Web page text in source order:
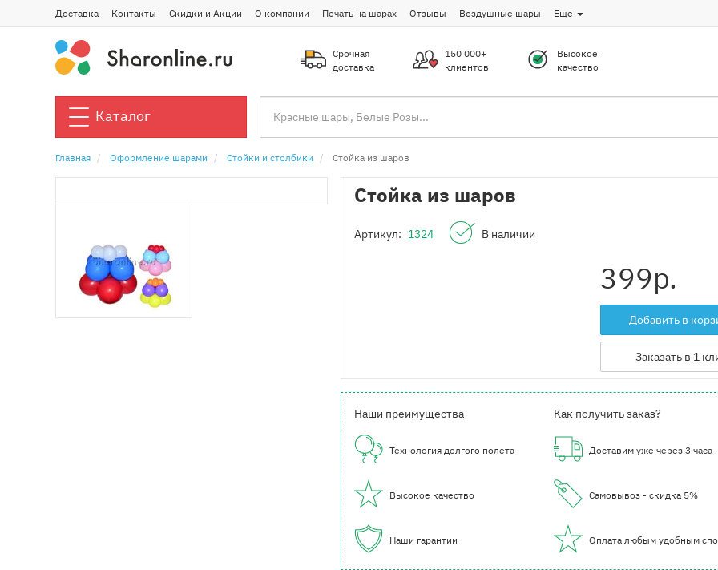
Доставка Контакты Скидки и Акции О компании Печать на шарах Отзывы Воздушные шары Еще
Срочная
доставка
150 000+
клиентов
Высокое
качество
Каталог
Главная Оформление шарами Стойки и столбики Стойка из шаров
Стойка из шаров
Артикул: 1324 В наличии
399р.
Добавить в
Заказать в 1
Наши преимущества
Технология долгого полета
Высокое качество
Наши гарантии
Как получить заказ?
Доставим уже через 3 часа
Самовывоз - скидка 5%
Оплата любым удобным